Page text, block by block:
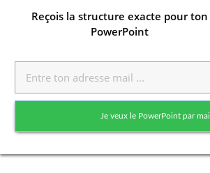
Reçois la structure exacte pour ton
PowerPoint
Je veux le PowerPoint par mail